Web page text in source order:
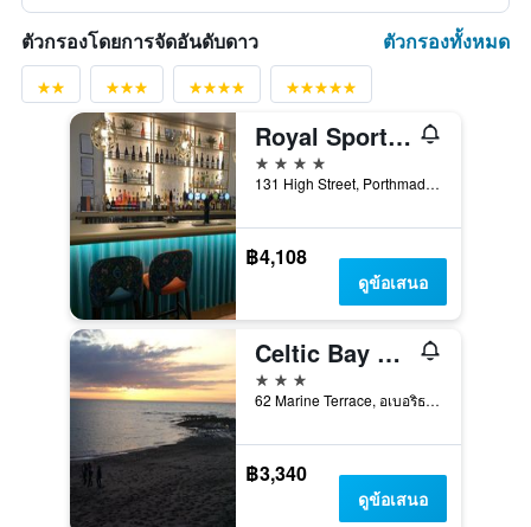
ตัวกรองโดยการจัดอันดับดาว ตัวกรองทั้งหมด
Royal Sportsman Hotel
4 ดาว
131 High Street, Porthmadog, สหราชอาณาจักร
฿4,108
ดูข้อเสนอ
Celtic Bay Guest House
3 ดาว
62 Marine Terrace, อเบอริธวิธ, สหราชอาณาจักร
฿3,340
ดูข้อเสนอ